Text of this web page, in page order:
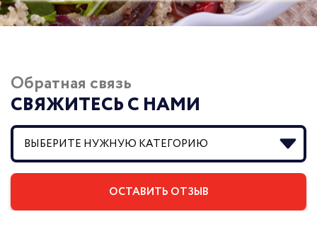
Обратная связь
СВЯЖИТЕСЬ С НАМИ